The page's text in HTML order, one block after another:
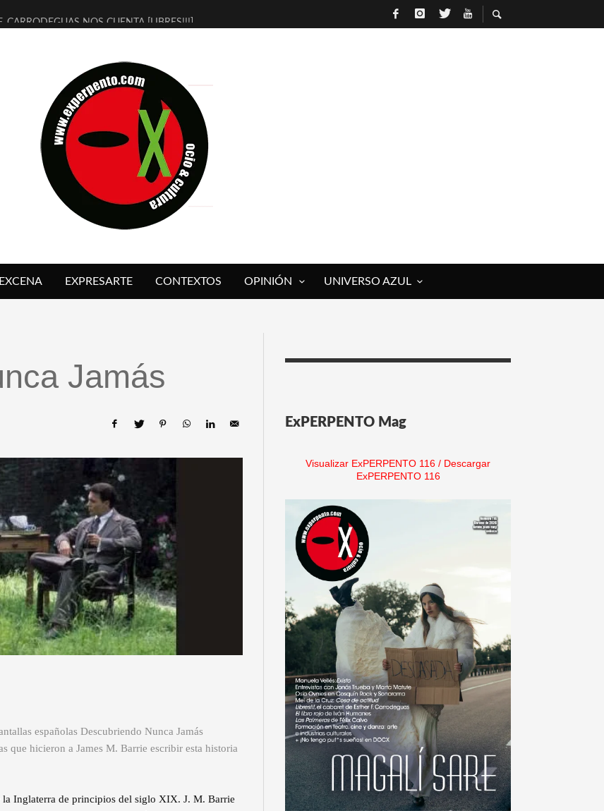
CARRODEGUAS NOS CUENTA [LIBRES!!!]
JONDA] DE JUAN GUERRERO ZAMORA
LA ESCUELA DEL DIRECTOR TEATRAL CLAUDIO TOLCACHIR
(NO ES NADA) DE LA KATARSIS DEL TOMATAZO
JUDÍAS EN #EXVITA
REINVENTAN [BITÁCORA 3.0] EN EXVITA
FLASH PRESENTA EN EXVITA [RELATIVA SENCILLEZ]
EN EXVITA INTERPRETANDO A SERRAT
EXCENA EXPRESARTE CONTEXTOS OPINIÓN UNIVERSO AZUL
Jamás
españolas Descubriendo Nunca Jamás
que hicieron a James M. Barrie escribir esta historia
la Inglaterra de principios del siglo XIX. J. M. Barrie
ExPERPENTO Mag
Visualizar ExPERPENTO 116 / Descargar
ExPERPENTO 116